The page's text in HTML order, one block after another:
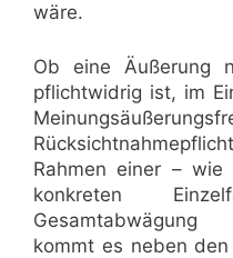
wäre.
Ob eine Äußerung
pflichtwidrig ist, im
Rahmen einer –
konkreten
kommt es neben